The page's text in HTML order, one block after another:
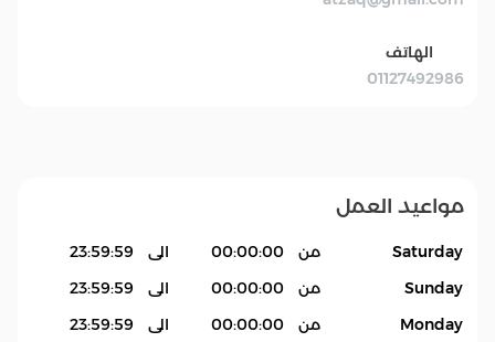
الهاتف
01127492986
مواعيد العمل
Saturday من 00:00:00 الى
23:59:59
Sunday
من 00:00:00 الى
23:59:59
Monday
من 00:00:00 الى
23:59:59